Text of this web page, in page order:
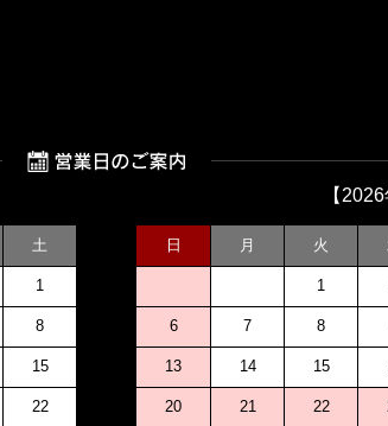
土
1
8
15
22
【
日 月 火
1
6 7 8
13 14 15
20 21 22